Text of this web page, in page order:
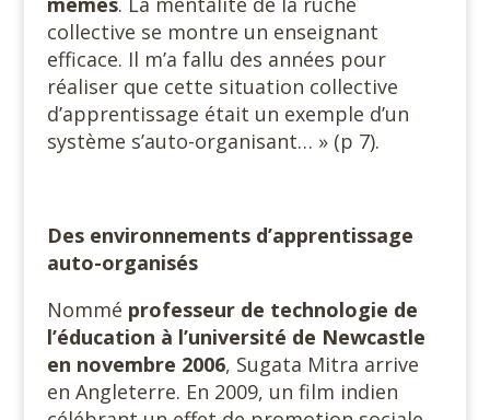
collective se montre un enseignant
efficace. Il m’a fallu des années pour
réaliser que cette situation collective
d’apprentissage était un exemple d’un
système s’auto-organisant… » (p 7).
Des environnements d’apprentissage
auto-organisés
Nommé professeur de technologie de
l’éducation à l’université de Newcastle
en novembre 2006, Sugata Mitra arrive
en Angleterre. En 2009, un film indien